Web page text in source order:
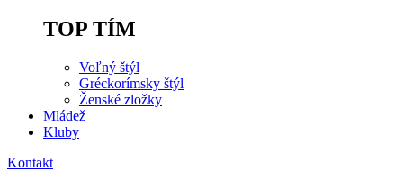
TOP TÍM
Voľný štýl
Gréckorímsky štýl
Ženské zložky
Mládež
Kluby
Kontakt